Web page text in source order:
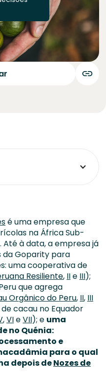
é uma empresa que
na África Sub-
Até à data, a empresa já
da Goparity para
uma cooperativa de
Resiliente, IIe III);
que agrega
Orgânico do Peru, II, III
cacau no Equador
,VIeVII); e uma
no Quénia:
e
para o qual
depois deNozes de